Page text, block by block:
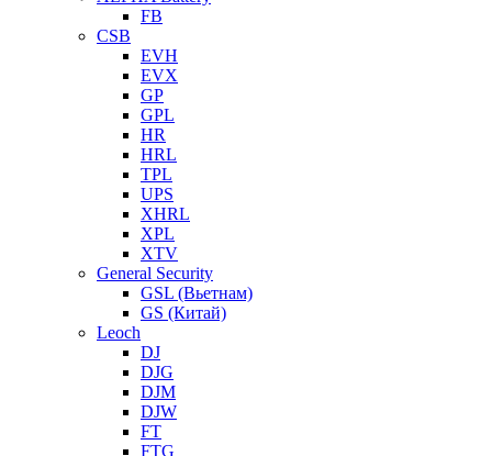
FB
CSB
EVH
EVX
GP
GPL
HR
HRL
TPL
UPS
XHRL
XPL
XTV
General Security
GSL (Вьетнам)
GS (Китай)
Leoch
DJ
DJG
DJM
DJW
FT
FTG